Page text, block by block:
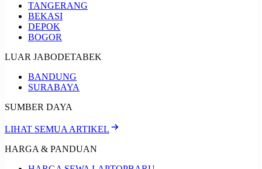
TANGERANG
BEKASI
DEPOK
BOGOR
LUAR JABODETABEK
BANDUNG
SURABAYA
SUMBER DAYA
LIHAT SEMUA ARTIKEL
HARGA & PANDUAN